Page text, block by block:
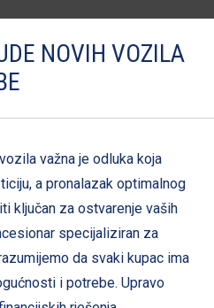
NOVIH VOZILA
važna je odluka koja
a pronalazak optimalnog
ključan za ostvarenje vaših
specijaliziran za
da svaki kupac ima
i potrebe. Upravo